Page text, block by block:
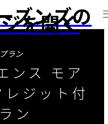
ズンズの
を開く
ラン
ンス モア
ジット付
ン